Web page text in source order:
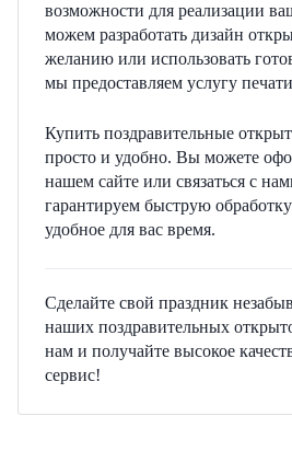
возможности для реализации
можем разработать дизайн
желанию или использовать
мы предоставляем услугу печати
Купить поздравительные
просто и удобно. Вы можете
нашем сайте или связаться с
гарантируем быструю обработку
удобное для вас время.
Сделайте свой праздник
наших поздравительных
нам и получайте высокое
сервис!